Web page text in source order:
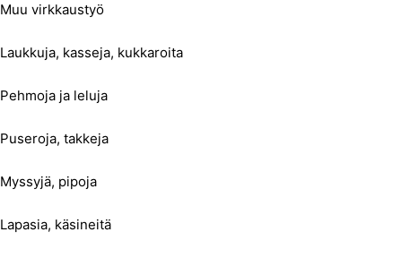
Muu virkkaustyö
Laukkuja, kasseja, kukkaroita
Pehmoja ja leluja
Puseroja, takkeja
Myssyjä, pipoja
Lapasia, käsineitä